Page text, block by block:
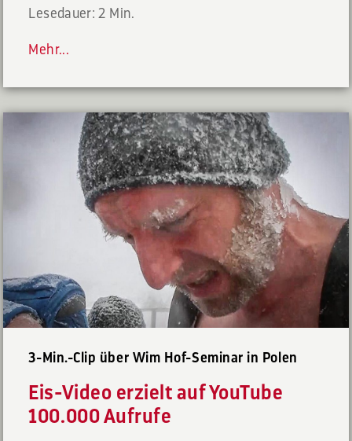
Lesedauer: 2 Min.
Mehr...
3-Min.-Clip über Wim Hof-Seminar in Polen
Eis-Video erzielt auf YouTube
100.000 Aufrufe